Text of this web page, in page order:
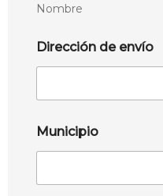
Nombre
Dirección de envío
Municipio